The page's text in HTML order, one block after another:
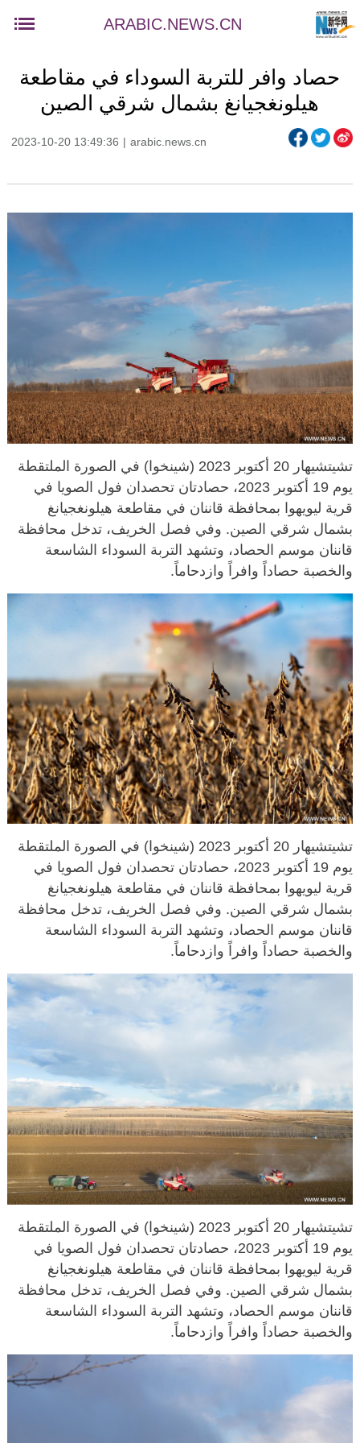
ARABIC.NEWS.CN
حصاد وافر للتربة السوداء في مقاطعة
هيلونغجيانغ بشمال شرقي الصين
2023-10-20 13:49:36 | arabic.news.cn
تشيتشيهار 20 أكتوبر 2023 (شينخوا) في الصورة الملتقطة
يوم 19 أكتوبر 2023، حصادتان تحصدان فول الصويا في
قرية ليويهوا بمحافظة قاننان في مقاطعة هيلونغجيانغ
بشمال شرقي الصين. وفي فصل الخريف، تدخل محافظة
قاننان موسم الحصاد، وتشهد التربة السوداء الشاسعة
والخصبة حصاداً وافراً وازدحاماً.
تشيتشيهار 20 أكتوبر 2023 (شينخوا) في الصورة الملتقطة
يوم 19 أكتوبر 2023، حصادتان تحصدان فول الصويا في
قرية ليويهوا بمحافظة قاننان في مقاطعة هيلونغجيانغ
بشمال شرقي الصين. وفي فصل الخريف، تدخل محافظة
قاننان موسم الحصاد، وتشهد التربة السوداء الشاسعة
والخصبة حصاداً وافراً وازدحاماً.
تشيتشيهار 20 أكتوبر 2023 (شينخوا) في الصورة الملتقطة
يوم 19 أكتوبر 2023، حصادتان تحصدان فول الصويا في
قرية ليويهوا بمحافظة قاننان في مقاطعة هيلونغجيانغ
بشمال شرقي الصين. وفي فصل الخريف، تدخل محافظة
قاننان موسم الحصاد، وتشهد التربة السوداء الشاسعة
والخصبة حصاداً وافراً وازدحاماً.